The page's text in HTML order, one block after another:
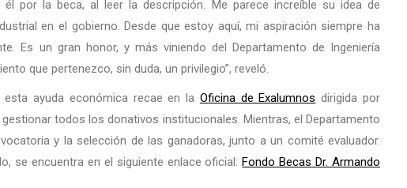
por la beca, al leer la descripción. Me parece increíble su idea de
en el gobierno. Desde que estoy aquí, mi aspiración siempre ha
Es un gran honor, y más viniendo del Departamento de Ingeniería
que pertenezco, sin duda, un privilegio”, reveló.
esta ayuda económica recae en la Oficina de Exalumnos dirigida por
todos los donativos institucionales. Mientras, el Departamento
y la selección de las ganadoras, junto a un comité evaluador.
se encuentra en el siguiente enlace oficial: Fondo Becas Dr. Armando